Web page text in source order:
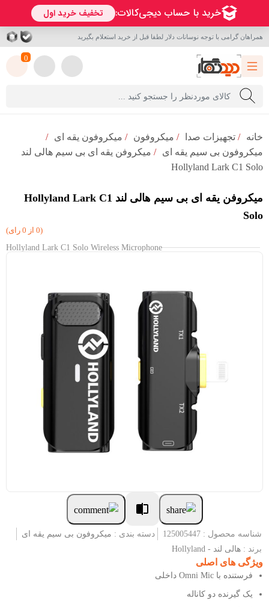
همراهان گرامی با توجه نوسانات دلار لطفا قبل از خرید استعلام بگیرید
0
خانه / تجهیزات صدا / میکروفون‌ / میکروفون یقه ای /
میکروفون بی سیم یقه ای / میکروفن یقه ای بی سیم هالی لند
Hollyland Lark C1 Solo
میکروفن یقه ای بی سیم هالی لند Hollyland Lark C1
Solo
(0 از 0 رای)
Hollyland Lark C1 Solo Wireless Microphone
شناسه محصول : 125005447 دسته بندی : میکروفون بی سیم یقه ای
برند : هالی لند - Hollyland
ویژگی های اصلی
فرستنده با Omni Mic داخلی
یک گیرنده دو کاناله